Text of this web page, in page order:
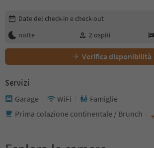
Modifica i dettagli della prenotazione
Date del check-in e check-out
notte
2 ospiti
Verifica disponibilità
Servizi
Garage WiFi
Famiglie
Prima colazione continentale / Brunch